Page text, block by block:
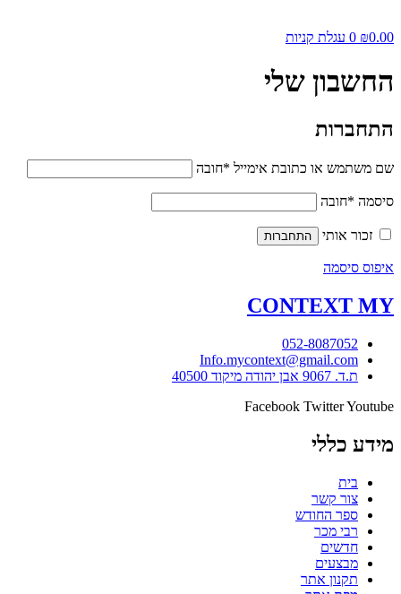
₪0.00
0 עגלת קניות
החשבון שלי
התחברות
שם משתמש או כתובת אימייל *חובה
סיסמה *חובה
זכור אותי התחברות
איפוס סיסמה
CONTEXT MY
052-8087052
Info.mycontext@gmail.com
ת.ד. 9067 אבן יהודה מיקוד 40500
Facebook TwitterYoutube
מידע כללי
בית
צור קשר
ספר החודש
רבי מכר
חדשים
מבצעים
תקנון אתר